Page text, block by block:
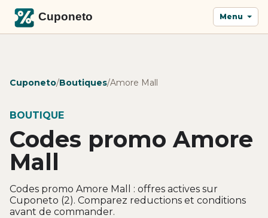
Menu
Cuponeto/Boutiques/Amore Mall
BOUTIQUE
Codes promo Amore
Mall
Codes promo Amore Mall : offres actives sur
Cuponeto (2). Comparez reductions et conditions
avant de commander.